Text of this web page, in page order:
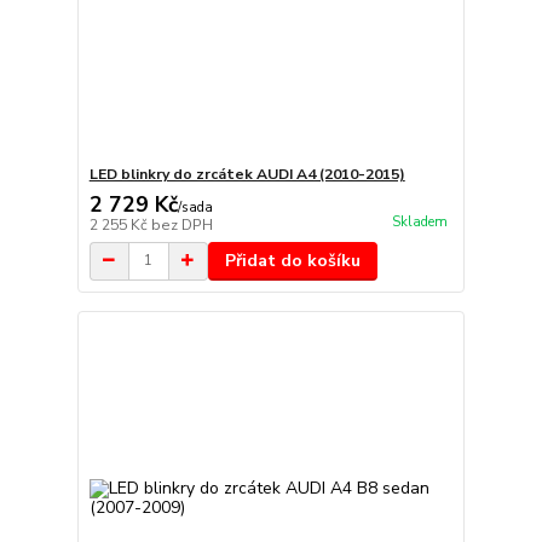
LED blinkry do zrcátek AUDI A4 (2010-2015)
2 729 Kč/sada
2 255 Kč bez DPH Skladem
Přidat do košíku